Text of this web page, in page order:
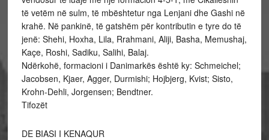
të vetëm në sulm, të mbështetur nga Lenjani dhe Gashi në
krahë. Në pankinë, të gatshëm për kontributin e tyre do të
jenë: Shehi, Hoxha, Lila, Rrahmani, Aliji, Basha, Memushaj,
Kaçe, Roshi, Sadiku, Salihi, Balaj.
Ndërkohë, formacioni i Danimarkës është ky: Schmeichel;
Jacobsen, Kjaer, Agger, Durmishi; Hojbjerg, Kvist; Sisto,
Krohn-Dehli, Jorgensen; Bendtner.
Tifozët
DE BIASI I KENAQUR